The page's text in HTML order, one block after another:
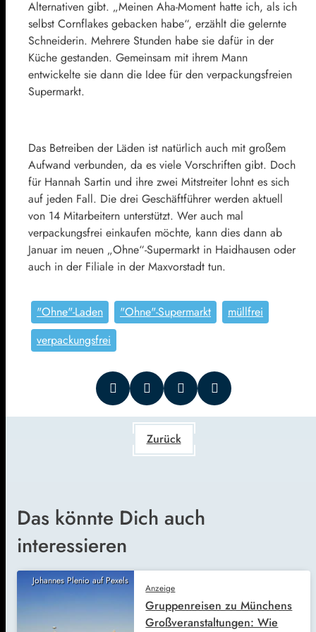
Alternativen gibt. „Meinen Aha-Moment hatte ich, als ich
selbst Cornflakes gebacken habe“, erzählt die gelernte
Schneiderin. Mehrere Stunden habe sie dafür in der
Küche gestanden. Gemeinsam mit ihrem Mann
entwickelte sie dann die Idee für den verpackungsfreien
Supermarkt.
Das Betreiben der Läden ist natürlich auch mit großem
Aufwand verbunden, da es viele Vorschriften gibt. Doch
für Hannah Sartin und ihre zwei Mitstreiter lohnt es sich
auf jeden Fall. Die drei Geschäftführer werden aktuell
von 14 Mitarbeitern unterstützt. Wer auch mal
verpackungsfrei einkaufen möchte, kann dies dann ab
Januar im neuen „Ohne“-Supermarkt in Haidhausen oder
auch in der Filiale in der Maxvorstadt tun.
"Ohne"-Laden "Ohne"-Supermarkt
müllfrei
verpackungsfrei
Zurück
Das könnte Dich auch
interessieren
Johannes Plenio auf Pexels
Anzeige
Gruppenreisen zu Münchens
Großveranstaltungen: Wie